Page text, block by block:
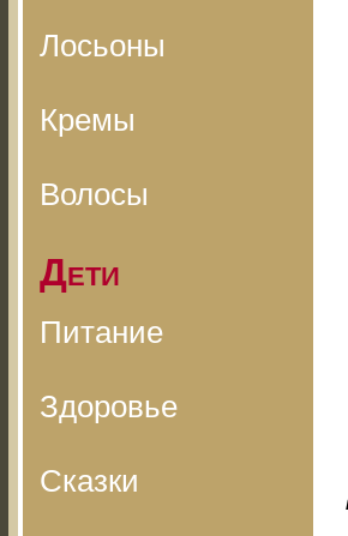
Лосьоны
Кремы
Волосы
Дети
Питание
Здоровье
Сказки